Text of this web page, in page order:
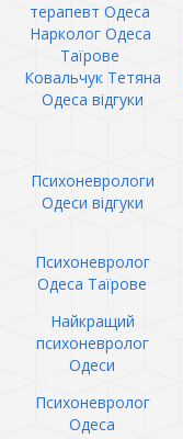
терапевт Одеса
Нарколог Одеса
Таїрове
Ковальчук Тетяна
Одеса відгуки
Психоневрологи
Одеси відгуки
Психоневролог
Одеса Таїрове
Найкращий
психоневролог
Одеси
Психоневролог
Одеса